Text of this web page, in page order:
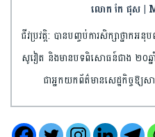
លោក កែ ផុស |
ជីវប្រវត្តិ: បានបញ្ចប់ការសិក្សាថ្នាកអ
សូវៀត និងមានបទពិសោធន៍ជាង ២០ឆ្ន
ជាអ្នកយកព័ត៌មានសេដ្ឋកិច្ចឱ្